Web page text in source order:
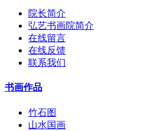
院长简介
弘艺书画院简介
在线留言
在线反馈
联系我们
书画作品
竹石图
山水国画